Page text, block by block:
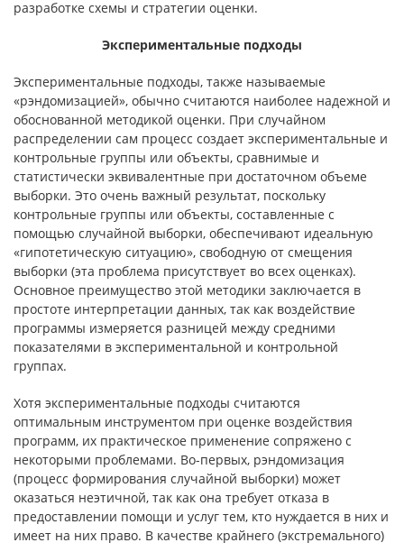
разработке схемы и стратегии оценки.
Экспериментальные подходы
Экспериментальные подходы, также называемые
«рэндомизацией», обычно считаются наиболее надежной и
обоснованной методикой оценки. При случайном
распределении сам процесс создает экспериментальные и
контрольные группы или объекты, сравнимые и
статистически эквивалент­ные при достаточном объеме
выборки. Это очень важный результат, посколь­ку
контрольные группы или объекты, составленные с
помощью случайной выборки, обеспечивают идеальную
«гипотетическую ситуацию», свобод­ную от смещения
выборки (эта проблема присутствует во всех оценках).
Основное преимущество этой методики заключается в
простоте интерпре­тации данных, так как воздействие
программы измеряется разницей между средними
показателями в экспериментальной и контрольной
группах.
Хотя экспериментальные подходы считаются
оптимальным инстру­ментом при оценке воздействия
программ, их практическое применение сопряжено с
некоторыми проблемами. Во-первых, рэндомизация
(процесс формирования случайной выборки) может
оказаться неэтичной, так как она требует отказа в
предоставлении помощи и услуг тем, кто нуждается в них и
имеет на них право. В качестве крайнего (экстремального)